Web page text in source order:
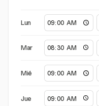
Lun
Mar
Mié
Jue